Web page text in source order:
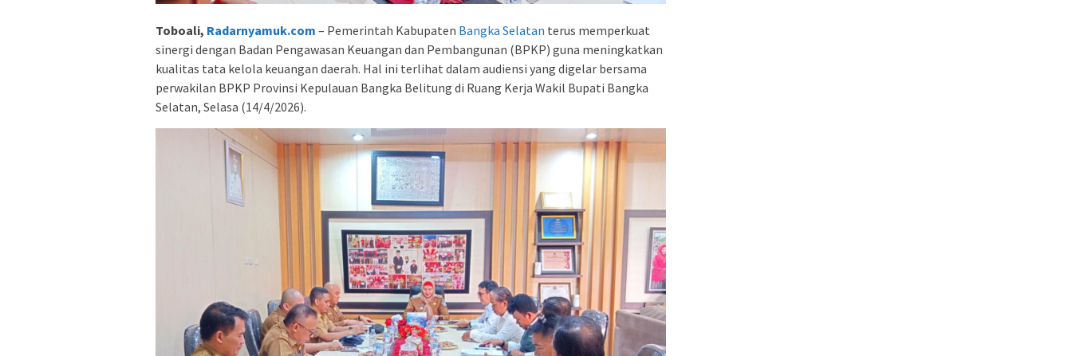
Toboali, Radarnyamuk.com – Pemerintah Kabupaten Bangka Selatan terus memperkuat
sinergi dengan Badan Pengawasan Keuangan dan Pembangunan (BPKP) guna meningkatkan
kualitas tata kelola keuangan daerah. Hal ini terlihat dalam audiensi yang digelar bersama
perwakilan BPKP Provinsi Kepulauan Bangka Belitung di Ruang Kerja Wakil Bupati Bangka
Selatan, Selasa (14/4/2026).